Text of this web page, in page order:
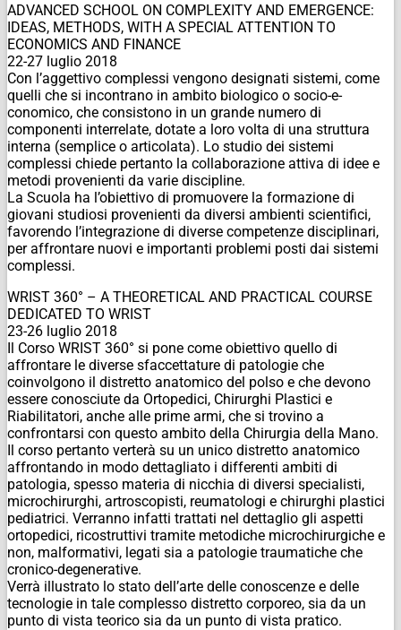
ADVANCED SCHOOL ON COMPLEXITY AND EMERGENCE:
IDEAS, METHODS, WITH A SPECIAL ATTENTION TO
ECONOMICS AND FINANCE
22-27 luglio 2018
Con l’aggettivo complessi vengono designati sistemi, come
quelli che si incontrano in ambito biologico o socio-­e-
conomico, che consistono in un grande numero di
componenti interrelate, dotate a loro volta di una struttura
interna (semplice o articolata). Lo studio dei sistemi
complessi chiede pertanto la collaborazione attiva di idee e
metodi provenienti da varie discipline.
La Scuola ha l’obiettivo di promuovere la formazione di
giovani studiosi provenienti da diversi ambienti scientifici,
favorendo l’integrazione di diverse competenze disciplinari,
per affrontare nuovi e importanti problemi posti dai sistemi
complessi.
WRIST 360° – A THEORETICAL AND PRACTICAL COURSE
DEDICATED TO WRIST
23-26 luglio 2018
Il Corso WRIST 360° si pone come obiettivo quello di
affrontare le diverse sfaccettature di patologie che
coinvolgono il distretto anatomico del polso e che devono
essere conosciute da Ortopedici, Chirurghi Plastici e
Riabilitatori, anche alle prime armi, che si trovino a
confrontarsi con questo ambito della Chirurgia della Mano.
Il corso pertanto verterà su un unico distretto anatomico
affrontando in modo dettagliato i differenti ambiti di
patologia, spesso materia di nicchia di diversi specialisti,
microchirurghi, artroscopisti, reumatologi e chirurghi plastici
pediatrici. Verranno infatti trattati nel dettaglio gli aspetti
ortopedici, ricostruttivi tramite metodiche microchirurgiche e
non, malformativi, legati sia a patologie traumatiche che
cronico-degenerative.
Verrà illustrato lo stato dell’arte delle conoscenze e delle
tecnologie in tale complesso distretto corporeo, sia da un
punto di vista teorico sia da un punto di vista pratico.